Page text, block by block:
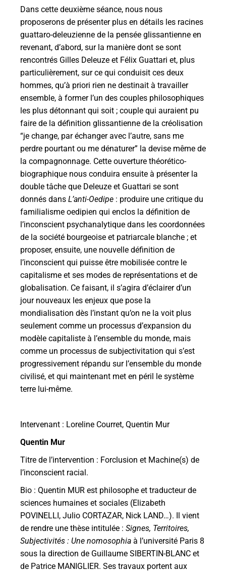
Dans cette deuxième séance, nous nous
proposerons de présenter plus en détails les racines
guattaro-deleuzienne de la pensée glissantienne en
revenant, d’abord, sur la manière dont se sont
rencontrés Gilles Deleuze et Félix Guattari et, plus
particulièrement, sur ce qui conduisit ces deux
hommes, qu’à priori rien ne destinait à travailler
ensemble, à former l’un des couples philosophiques
les plus détonnant qui soit ; couple qui auraient pu
faire de la définition glissantienne de la créolisation
“je change, par échanger avec l’autre, sans me
perdre pourtant ou me dénaturer” la devise même de
la compagnonnage. Cette ouverture théorético-
biographique nous conduira ensuite à présenter la
double tâche que Deleuze et Guattari se sont
donnés dans L’anti-Oedipe : produire une critique du
familialisme oedipien qui enclos la définition de
l’inconscient psychanalytique dans les coordonnées
de la société bourgeoise et patriarcale blanche ; et
proposer, ensuite, une nouvelle définition de
l’inconscient qui puisse être mobilisée contre le
capitalisme et ses modes de représentations et de
globalisation. Ce faisant, il s’agira d’éclairer d’un
jour nouveaux les enjeux que pose la
mondialisation dès l’instant qu’on ne la voit plus
seulement comme un processus d’expansion du
modèle capitaliste à l’ensemble du monde, mais
comme un processus de subjectivitation qui s’est
progressivement répandu sur l’ensemble du monde
civilisé, et qui maintenant met en péril le système
terre lui-même.
Intervenant : Loreline Courret, Quentin Mur
Quentin Mur
Titre de l’intervention : Forclusion et Machine(s) de
l’inconscient racial.
Bio : Quentin MUR est philosophe et traducteur de
sciences humaines et sociales (Elizabeth
POVINELLI, Julio CORTAZAR, Nick LAND…). Il vient
de rendre une thèse intitulée : Signes, Territoires,
Subjectivités : Une nomosophia à l’université Paris 8
sous la direction de Guillaume SIBERTIN-BLANC et
de Patrice MANIGLIER. Ses travaux portent aux